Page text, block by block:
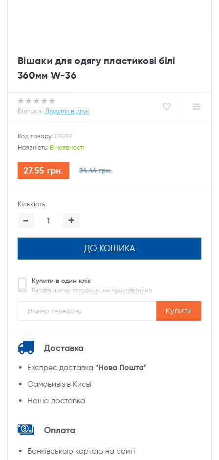
Вішаки для одягу пластикові білі
360мм W-36
Відгуки: Додати відгук
Код товару: 09292
Наявність: В наявності
27.55 грн. 34.44 грн.
Кількість:
- +
ДО КОШИКА
Купити в один клік
Введіть номер телефону і ми передзвонимо
Купити
Доставка
Експрес доставка "Нова Пошта"
Cамовивіз в Києві
Наша доставка
Оплата
Банківською картою на сайті